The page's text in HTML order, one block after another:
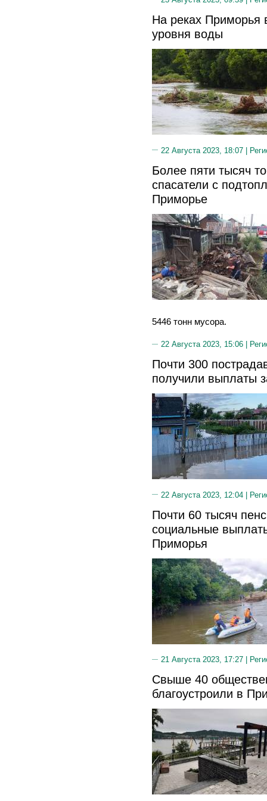
На реках Приморья
уровня воды
22 Августа 2023, 18:07 |
Более пяти тысяч
спасатели с
Приморье
5446 тонн мусора.
22 Августа 2023, 15:06 |
Почти 300
получили выплаты
22 Августа 2023, 12:04 |
Почти 60 тысяч
социальные
Приморья
21 Августа 2023, 17:27 |
Свыше 40
благоустроили в